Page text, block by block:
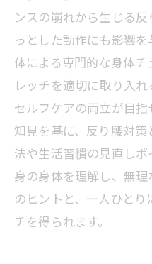
ンスの崩れから生じる
っとした動作にも影響
体による専門的な身体
レッチを適切に取り入
セルフケアの両立が目
知見を基に、反り腰対
法や生活習慣の見直し
身の身体を理解し、無
のヒントと、一人ひと
チを得られます。